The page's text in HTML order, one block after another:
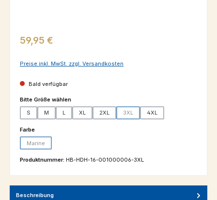
Regulärer Preis:
59,95 €
Preise inkl. MwSt. zzgl. Versandkosten
Bald verfügbar
Bitte Größe wählenauswählen
S M L XL 2XL 3XL 4XL
Farbeauswählen
Marine
Produktnummer: HB-HDH-16-001000006-3XL
Beschreibung